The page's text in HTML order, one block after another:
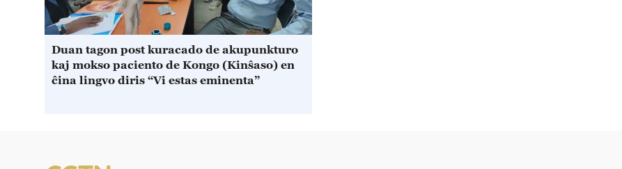
Duan tagon post kuracado de akupunkturo
kaj mokso paciento de Kongo (Kinŝaso) en
ĉina lingvo diris “Vi estas eminenta”